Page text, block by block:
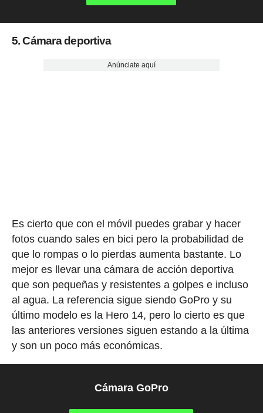
5. Cámara deportiva
Anúnciate aquí
Es cierto que con el móvil puedes grabar y hacer
fotos cuando sales en bici pero la probabilidad de
que lo rompas o lo pierdas aumenta bastante. Lo
mejor es llevar una cámara de acción deportiva
que son pequeñas y resistentes a golpes e incluso
al agua. La referencia sigue siendo GoPro y su
último modelo es la Hero 14, pero lo cierto es que
las anteriores versiones siguen estando a la última
y son un poco más económicas.
Cámara GoPro